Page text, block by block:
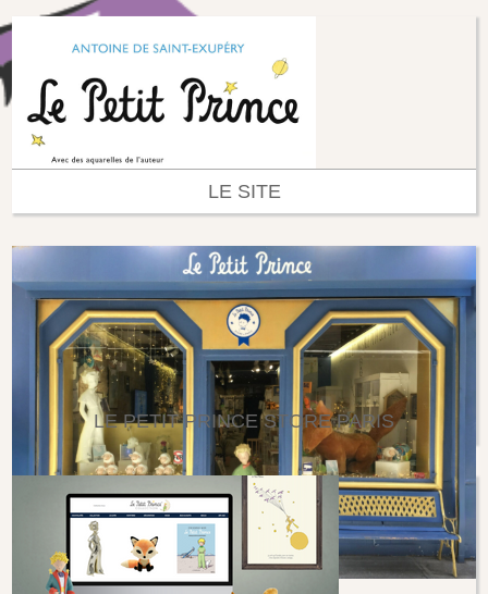
LE SITE
LE PETIT PRINCE STORE PARIS